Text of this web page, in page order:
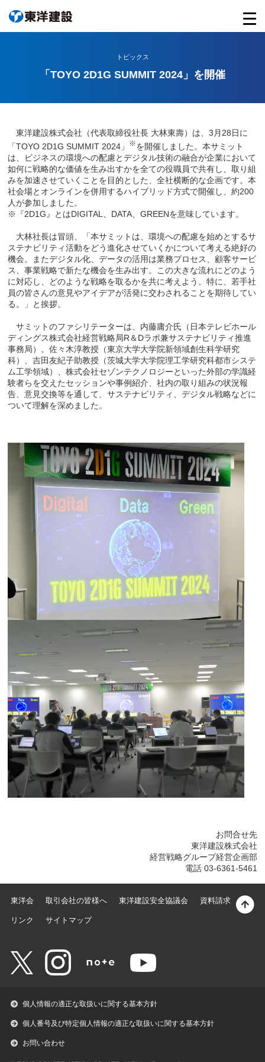
トピックス
「TOYO 2D1G SUMMIT 2024」を開催
東洋建設株式会社（代表取締役社長 大林東壽）は、3月28日に
「TOYO 2D1G SUMMIT 2024」
※を開催しました。本サミット
は、ビジネスの環境への配慮とデジタル技術の融合が企業において
如何に戦略的な価値を生み出すかを全ての役職員で共有し、取り組
みを加速させていくことを目的とした、全社横断的な企画です。本
社会場とオンラインを併用するハイブリッド方式で開催し、約200
人が参加しました。
※『2D1G』とはDIGITAL、DATA、GREENを意味しています。
大林社長は冒頭、「本サミットは、環境への配慮を始めとするサ
ステナビリティ活動をどう進化させていくかについて考える絶好の
機会。またデジタル化、データの活用は業務プロセス、顧客サービ
ス、事業戦略で新たな機会を生み出す。この大きな流れにどのよう
に対応し、どのような戦略を取るかを共に考えよう。特に、若手社
員の皆さんの意見やアイデアが活発に交わされることを期待してい
る。」と挨拶。
サミットのファシリテーターは、内藤庸介氏（日本テレビホール
ディングス株式会社経営戦略局R＆Dラボ兼サステナビリティ推進
事務局）。佐々木淳教授（東京大学大学院新領域創生科学研究
科）、吉田友紀子助教授（茨城大学大学院理工学研究科都市システ
ム工学領域）、株式会社セゾンテクノロジーといった外部の学識経
験者らを交えたセッションや事例紹介、社内の取り組みの状況報
告、意見交換等を通して、サステナビリティ、デジタル戦略などに
ついて理解を深めました。
お問合せ先
東洋建設株式会社
経営戦略グループ経営企画部
電話 03-6361-5461
東洋会 取引会社の皆様へ 東洋建設安全協議会 資料請求
リンク サイトマップ
個人情報の適正な取扱いに関する基本方針
個人番号及び特定個人情報の適正な取扱いに関する基本方針
お問い合わせ